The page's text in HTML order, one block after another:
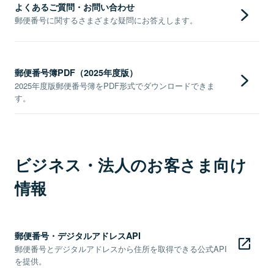
よくあるご質問・お問い合わせ
郵便番号に関するさまざまな疑問にお答えします。
郵便番号簿PDF（2025年度版）
2025年度版郵便番号簿をPDF形式でダウンロードできま
す。
ビジネス・法人のお客さま向け
情報
郵便番号・デジタルアドレスAPI
郵便番号とデジタルアドレスから住所を取得できる公式API
を提供。